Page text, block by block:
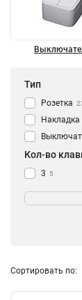
Тип
Розетка
Накладка
Кол-во
3 5
2 11
1 11
Сортировать по: